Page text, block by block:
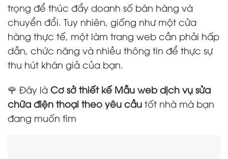
trọng để thúc đẩy doanh số bán hàng và
chuyển đổi. Tuy nhiên, giống như một cửa
hàng thực tế, một làm trang web cần phải hấp
dẫn, chức năng và nhiều thông tin để thực sự
thu hút khán giả của bạn.
🌹 Đây là Cơ sở thiết kế Mẫu web dịch vụ sửa
chữa điện thoại theo yêu cầu tốt nhà mà bạn
đang muốn tìm